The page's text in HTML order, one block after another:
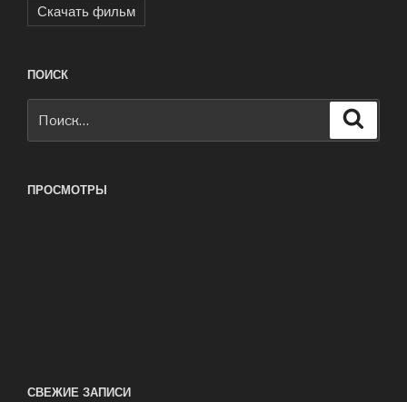
Скачать фильм
ПОИСК
ПРОСМОТРЫ
СВЕЖИЕ ЗАПИСИ